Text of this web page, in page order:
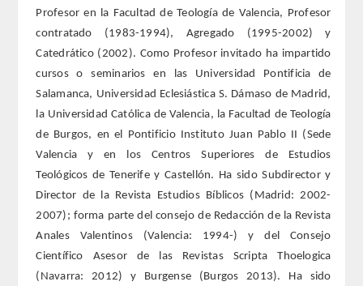
DERECHO
MEDICINA
CIENCIAS EXPERIMENTALES
FARMACIA
CIENCIAS POLíTICAS Y DE LA ECONOMíA
INGENIERíA
ARQUITECTURA Y BELLAS ARTES
Profesor en la Facultad de Teología de Valencia, Profesor
contratado (1983-1994), Agregado (1995-2002) y
Catedrático (2002). Como Profesor invitado ha impartido
cursos o seminarios en las Universidad Pontificia de
Salamanca, Universidad Eclesiástica S. Dámaso de Madrid,
la Universidad Católica de Valencia, la Facultad de Teología
de Burgos, en el Pontificio Instituto Juan Pablo II (Sede
Valencia y en los Centros Superiores de Estudios
Teológicos de Tenerife y Castellón. Ha sido Subdirector y
Director de la Revista Estudios Bíblicos (Madrid: 2002-
2007); forma parte del consejo de Redacción de la Revista
Anales Valentinos (Valencia: 1994-) y del Consejo
Científico Asesor de las Revistas Scripta Thoelogica
(Navarra: 2012) y Burgense (Burgos 2013). Ha sido